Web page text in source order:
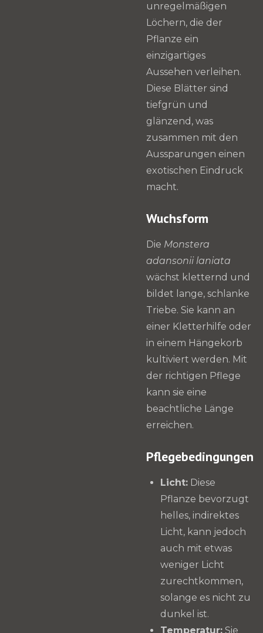
unregelmäßigen
Löchern, die der
Pflanze ein
einzigartiges
Aussehen verleihen.
Diese Blätter sind
tiefgrün und
glänzend, was
zusammen mit den
Aussparungen einen
exotischen Eindruck
macht.
Wuchsform
Die Monstera
adansonii laniata
wächst kletternd und
bildet lange, schlanke
Triebe. Sie kann an
einer Kletterhilfe oder
in einem Hängekorb
kultiviert werden. Mit
der richtigen Pflege
kann sie eine
beachtliche Länge
erreichen.
Pflegebedingungen
Licht: Diese
Pflanze bevorzugt
helles, indirektes
Licht, kann jedoch
auch mit etwas
weniger Licht
zurechtkommen,
solange es nicht zu
dunkel ist.
Temperatur: Sie